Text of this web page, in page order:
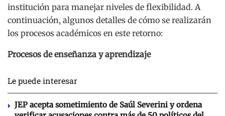
institución para manejar niveles de flexibilidad. A
continuación, algunos detalles de cómo se realizarán
los procesos académicos en este retorno:
Procesos de enseñanza y aprendizaje
Le puede interesar
JEP acepta sometimiento de Saúl Severini y ordena